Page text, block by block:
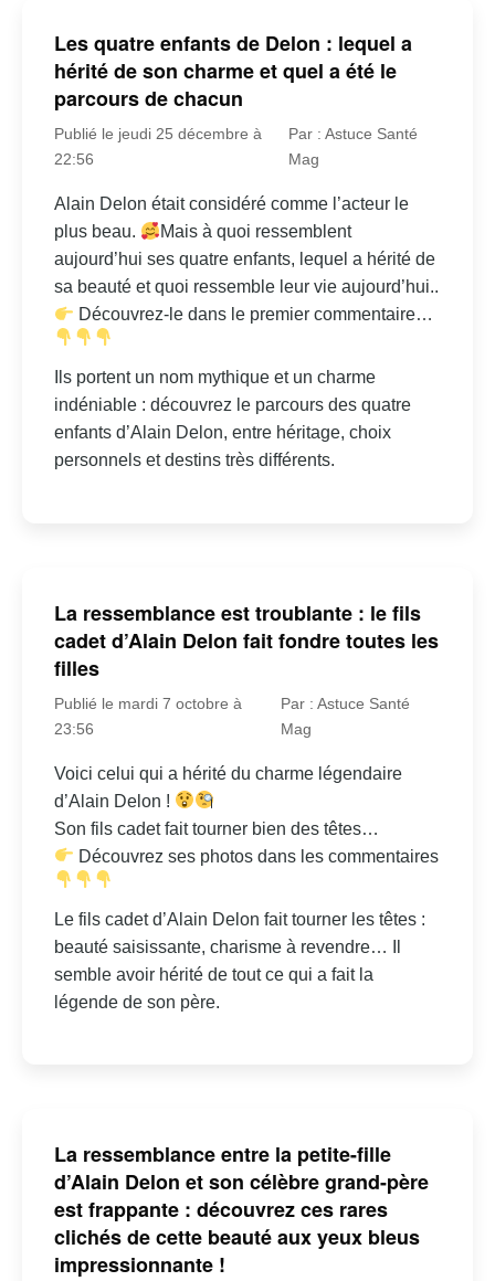
Les quatre enfants de Delon : lequel a
hérité de son charme et quel a été le
parcours de chacun
Publié le jeudi 25 décembre à
22:56
Par : Astuce Santé
Mag
Alain Delon était considéré comme l’acteur le
plus beau.
Mais à quoi ressemblent
aujourd’hui ses quatre enfants, lequel a hérité de
sa beauté et quoi ressemble leur vie aujourd’hui..
Découvrez-le dans le premier commentaire…
Ils portent un nom mythique et un charme
indéniable : découvrez le parcours des quatre
enfants d’Alain Delon, entre héritage, choix
personnels et destins très différents.
La ressemblance est troublante : le fils
cadet d’Alain Delon fait fondre toutes les
filles
Publié le mardi 7 octobre à
23:56
Par : Astuce Santé
Mag
Voici celui qui a hérité du charme légendaire
d’Alain Delon !
Son fils cadet fait tourner bien des têtes…
Découvrez ses photos dans les commentaires
Le fils cadet d’Alain Delon fait tourner les têtes :
beauté saisissante, charisme à revendre… Il
semble avoir hérité de tout ce qui a fait la
légende de son père.
La ressemblance entre la petite-fille
d’Alain Delon et son célèbre grand-père
est frappante : découvrez ces rares
clichés de cette beauté aux yeux bleus
impressionnante !